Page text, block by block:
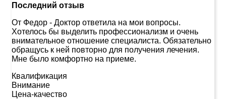
Последний отзыв
От Федор - Доктор ответила на мои вопросы.
Хотелось бы выделить профессионализм и очень
внимательное отношение специалиста. Обязательно
обращусь к ней повторно для получения лечения.
Мне было комфортно на приеме.
Квалификация
Внимание
Цена-качество